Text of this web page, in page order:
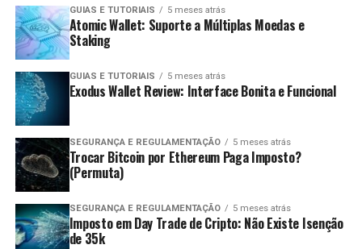
GUIAS E TUTORIAIS 5 meses atrás
Atomic Wallet: Suporte a Múltiplas Moedas e
Staking
GUIAS E TUTORIAIS 5 meses atrás
Exodus Wallet Review: Interface Bonita e Funcional
SEGURANÇA E REGULAMENTAÇÃO 5 meses atrás
Trocar Bitcoin por Ethereum Paga Imposto?
(Permuta)
SEGURANÇA E REGULAMENTAÇÃO 5 meses atrás
Imposto em Day Trade de Cripto: Não Existe Isenção
de 35k